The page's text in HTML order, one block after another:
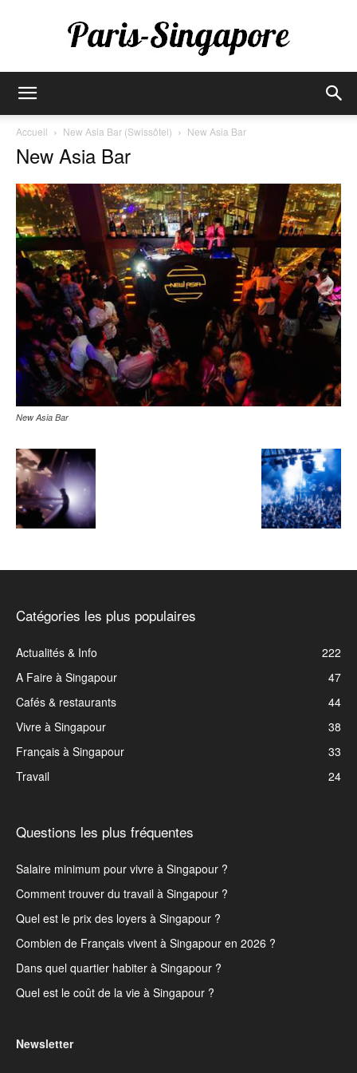
Accueil New Asia Bar (Swissôtel) New Asia Bar
New Asia Bar
New Asia Bar
Catégories les plus populaires
Actualités & Info
222
A Faire à Singapour
47
Cafés & restaurants
44
Vivre à Singapour
38
Français à Singapour
33
Travail
24
Questions les plus fréquentes
Salaire minimum pour vivre à Singapour ?
Comment trouver du travail à Singapour ?
Quel est le prix des loyers à Singapour ?
Combien de Français vivent à Singapour en 2026 ?
Dans quel quartier habiter à Singapour ?
Quel est le coût de la vie à Singapour ?
Newsletter